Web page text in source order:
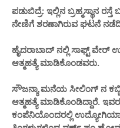
ಪಡುಬಿದ್ರೆ: ಇಲ್ಲಿನ ಬ್ರಹ್ಮಸ್ಥಾನ
ನೇಣಿಗೆ ಶರಣಾಗಿರುವ ಘಟನೆ
ಹೈದರಾಬಾದ್ ನಲ್ಲಿ ಸಾಫ್ಟ್
ಆತ್ಮಹತ್ಯೆ ಮಾಡಿಕೊಂಡವರು.
ಸೌಜನ್ಯಾ ಮನೆಯ ಸೀಲಿಂಗ್ ನ
ಆತ್ಮಹತ್ಯೆ ಮಾಡಿಕೊಂಡಿದ್ದಾರೆ.
ಕಂಪೆನಿಯೊಂದರಲ್ಲಿ